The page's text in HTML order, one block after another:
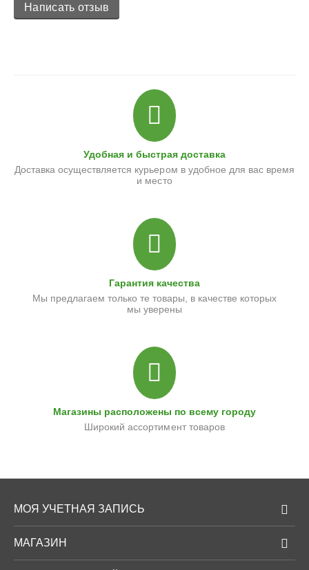
Написать отзыв
Удобная и быстрая доставка
Доставка осуществляется курьером в удобное для вас время
и место
Гарантия качества
Мы предлагаем только те товары, в качестве которых
мы уверены
Магазины расположены по всему городу
Широкий ассортимент товаров
МОЯ УЧЕТНАЯ ЗАПИСЬ
МАГАЗИН